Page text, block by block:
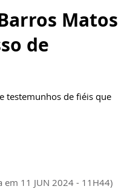
Matos
de
testemunhos de fiéis que
em 11 JUN 2024 - 11H44)